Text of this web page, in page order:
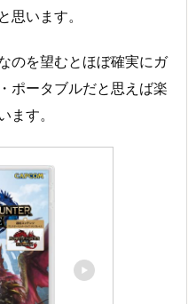
思います。
のを望むとほぼ確実にガ
ポータブルだと思えば楽
ます。